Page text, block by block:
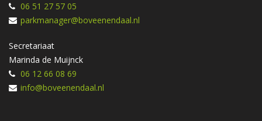
06 51 27 57 05
parkmanager@boveenendaal.nl
Secretariaat
Marinda de Muijnck
06 12 66 08 69
info@boveenendaal.nl